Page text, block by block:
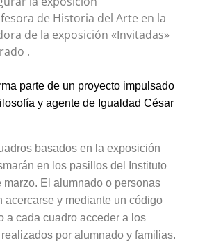
de Historia del Arte en la
de la exposición «Invitadas»
.
parte de un proyecto impulsado
y agente de Igualdad César
basados en la exposición
en los pasillos del Instituto
marzo. El alumnado o personas
acercarse y mediante un código
a cada cuadro acceder a los
realizados por alumnado y familias.